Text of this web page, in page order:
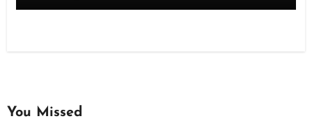
You Missed